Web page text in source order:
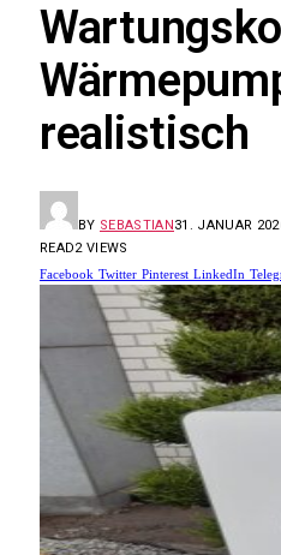
realistisch
BY SEBASTIAN31. JANUAR
READ2 VIEWS
Facebook Twitter Pinterest LinkedIn